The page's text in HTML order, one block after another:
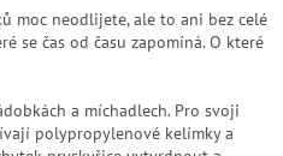
moc neodlijete, ale to ani bez celé
se čas od času zapomíná. O které
a míchadlech. Pro svoji
polypropylenové kelímky a